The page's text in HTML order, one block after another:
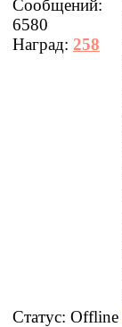
Сообщений:
6580
Наград: 258
Статус: Offline